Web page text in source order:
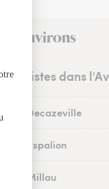
environs
fleuristes dans
à Decazeville
à Espalion
à Millau